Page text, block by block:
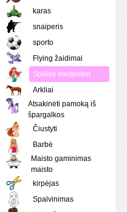
karas
snaiperis
sporto
Flying žaidimai
Spēles meitenēm
Arkliai
Atsakinėti pamoką iš
špargalkos
Čiustyti
Barbė
Maisto gaminimas
maisto
kirpėjas
Spalvinimas